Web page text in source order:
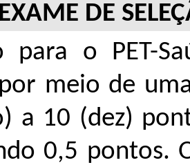
DE
para o PET-
meio de
a 10 (dez)
0,5 pontos.